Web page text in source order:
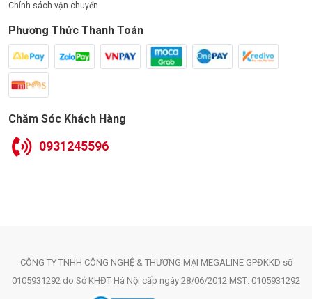
Chính sách vận chuyển
Phương Thức Thanh Toán
Chăm Sóc Khách Hàng
0931245596
CÔNG TY TNHH CÔNG NGHỆ & THƯƠNG MẠI MEGALINE GPĐKKD số
0105931292 do Sở KHĐT Hà Nội cấp ngày 28/06/2012 MST: 0105931292